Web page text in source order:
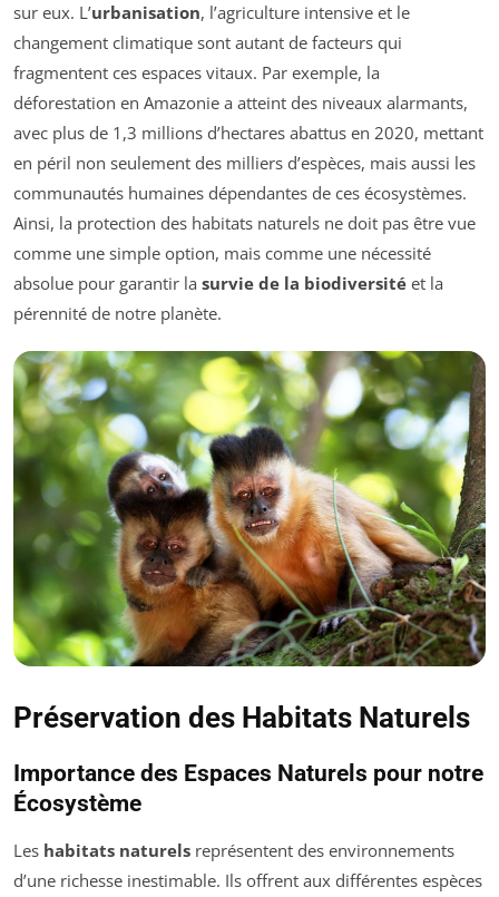
sur eux. L’urbanisation, l’agriculture intensive et le
changement climatique sont autant de facteurs qui
fragmentent ces espaces vitaux. Par exemple, la
déforestation en Amazonie a atteint des niveaux alarmants,
avec plus de 1,3 millions d’hectares abattus en 2020, mettant
en péril non seulement des milliers d’espèces, mais aussi les
communautés humaines dépendantes de ces écosystèmes.
Ainsi, la protection des habitats naturels ne doit pas être vue
comme une simple option, mais comme une nécessité
absolue pour garantir la survie de la biodiversité et la
pérennité de notre planète.
Préservation des Habitats Naturels
Importance des Espaces Naturels pour notre
Écosystème
Les habitats naturels représentent des environnements
d’une richesse inestimable. Ils offrent aux différentes espèces